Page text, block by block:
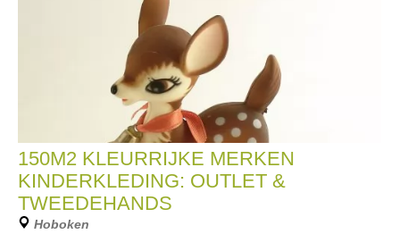
150M2 KLEURRIJKE MERKEN
KINDERKLEDING: OUTLET &
TWEEDEHANDS
Hoboken